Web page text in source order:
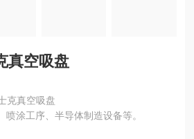
真空吸盘
克真空吸盘
喷涂工序、半导体制造设备等。